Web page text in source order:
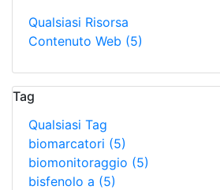
Qualsiasi Risorsa
Contenuto Web (5)
Tag
Qualsiasi Tag
biomarcatori (5)
biomonitoraggio (5)
bisfenolo a (5)